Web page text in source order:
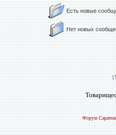
Есть новые
Нет новых
|
Форум